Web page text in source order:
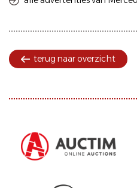
terug naar overzicht